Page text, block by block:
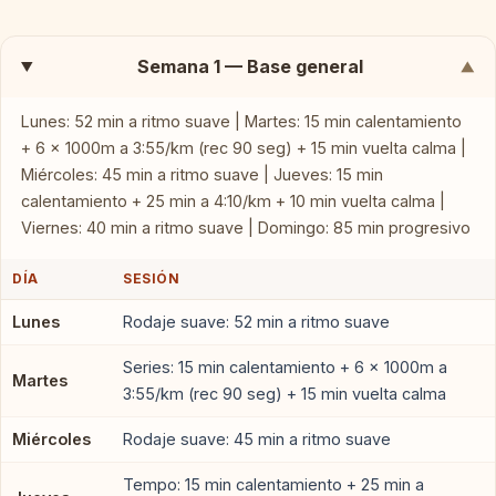
Semana 1 — Base general ▼
Lunes: 52 min a ritmo suave | Martes: 15 min calentamiento
+ 6 × 1000m a 3:55/km (rec 90 seg) + 15 min vuelta calma |
Miércoles: 45 min a ritmo suave | Jueves: 15 min
calentamiento + 25 min a 4:10/km + 10 min vuelta calma |
Viernes: 40 min a ritmo suave | Domingo: 85 min progresivo
DÍA SESIÓN
Lunes Rodaje suave: 52 min a ritmo suave
Martes
Series: 15 min calentamiento + 6 × 1000m a
3:55/km (rec 90 seg) + 15 min vuelta calma
Miércoles Rodaje suave: 45 min a ritmo suave
Tempo: 15 min calentamiento + 25 min a